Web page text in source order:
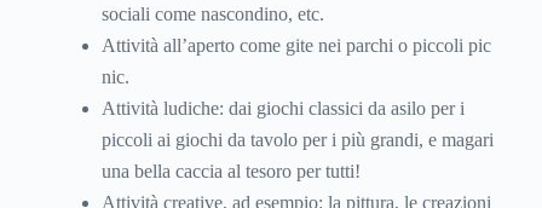
sociali come nascondino, etc.
Attività all’aperto come gite nei parchi o piccoli pic
nic.
Attività ludiche: dai giochi classici da asilo per i
piccoli ai giochi da tavolo per i più grandi, e magari
una bella caccia al tesoro per tutti!
Attività creative, ad esempio: la pittura, le creazioni